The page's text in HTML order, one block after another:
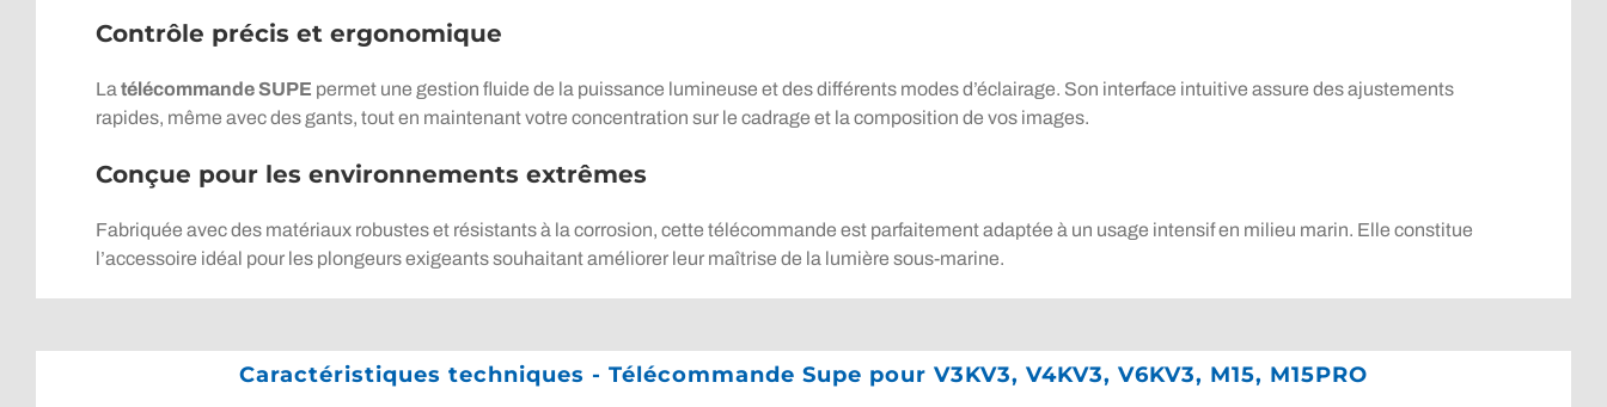
Contrôle précis et ergonomique
La télécommande SUPE permet une gestion fluide de la puissance lumineuse et des différents modes d’éclairage. Son interface intuitive assure des ajustements
rapides, même avec des gants, tout en maintenant votre concentration sur le cadrage et la composition de vos images.
Conçue pour les environnements extrêmes
Fabriquée avec des matériaux robustes et résistants à la corrosion, cette télécommande est parfaitement adaptée à un usage intensif en milieu marin. Elle constitue
l’accessoire idéal pour les plongeurs exigeants souhaitant améliorer leur maîtrise de la lumière sous-marine.
Caractéristiques techniques - Télécommande Supe pour V3KV3, V4KV3, V6KV3, M15, M15PRO